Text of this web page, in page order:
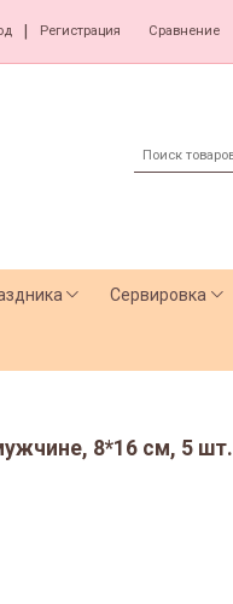
Регистрация Сравнение
Сервировка
8*16 см, 5 шт.